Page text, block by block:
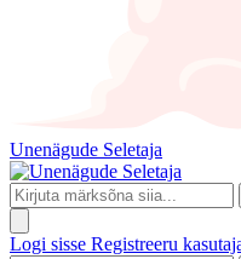
Unenägude Seletaja
Logi sisse Registreeru